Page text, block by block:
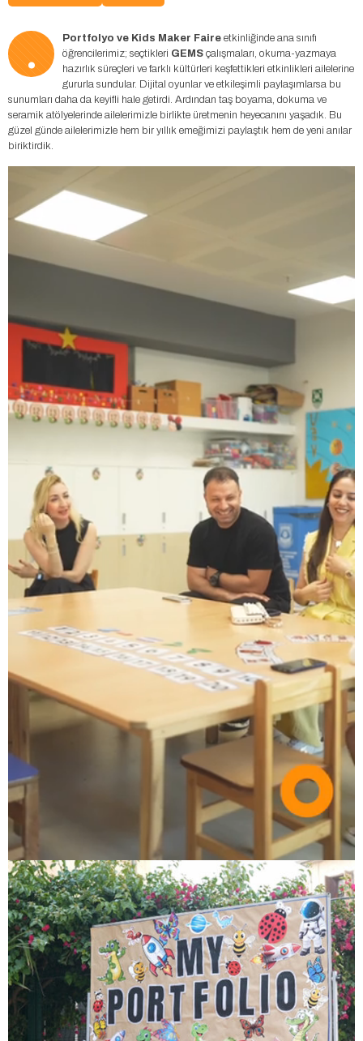
. Portfolyo ve Kids Maker Faire etkinliğinde ana sınıfı
öğrencilerimiz; seçtikleri GEMS çalışmaları, okuma-yazmaya
hazırlık süreçleri ve farklı kültürleri keşfettikleri etkinlikleri ailelerine
gururla sundular. Dijital oyunlar ve etkileşimli paylaşımlarsa bu
sunumları daha da keyifli hale getirdi. Ardından taş boyama, dokuma ve
seramik atölyelerinde ailelerimizle birlikte üretmenin heyecanını yaşadık. Bu
güzel günde ailelerimizle hem bir yıllık emeğimizi paylaştık hem de yeni anılar
biriktirdik.